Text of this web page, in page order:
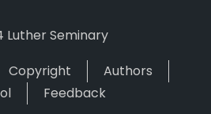
Luther Seminary
Copyright
Authors
Feedback